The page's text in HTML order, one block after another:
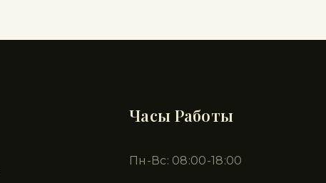
Часы Работы
Пн-Вс: 08:00-18:00